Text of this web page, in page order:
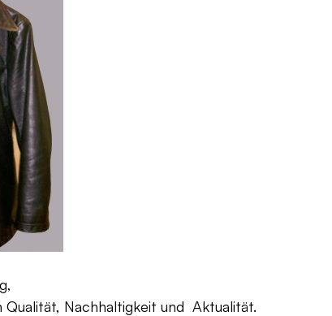
Nachhaltigkeit und Aktualität.